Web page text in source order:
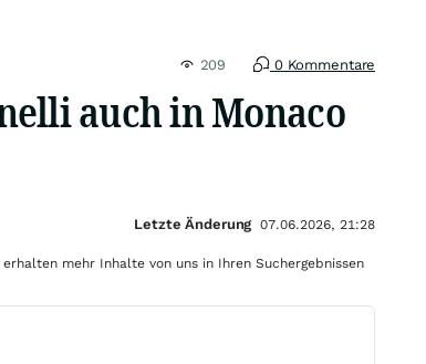
209 0 Kommentare
auch in Monaco
Letzte Änderung 07.06.2026, 21:28
erhalten mehr Inhalte von uns in Ihren Suchergebnissen